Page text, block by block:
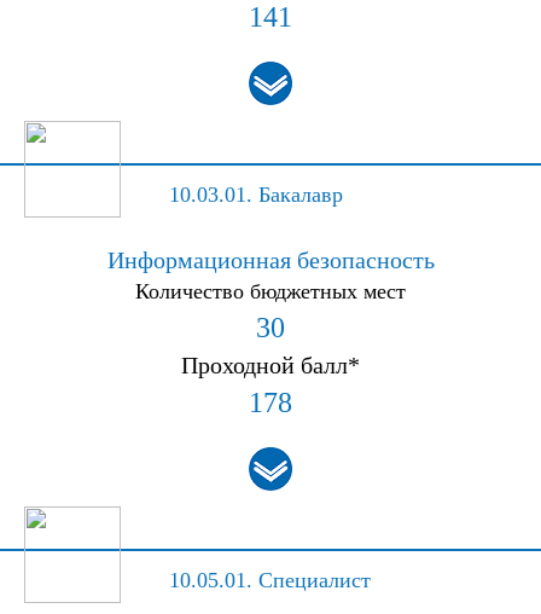
141
10.03.01. Бакалавр
Информационная безопасность
Количество бюджетных мест
30
Проходной балл*
178
10.05.01. Специалист